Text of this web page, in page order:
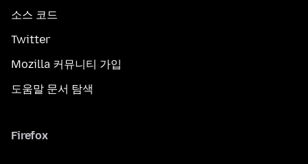
소스 코드
Twitter
Mozilla 커뮤니티 가입
도움말 문서 탐색
Firefox